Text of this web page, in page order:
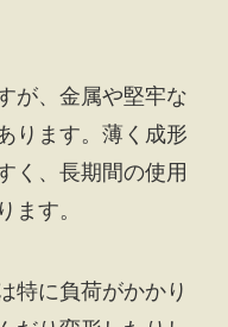
が、金属や堅牢な
ります。薄く成形
く、長期間の使用
ます。
特に負荷がかかり